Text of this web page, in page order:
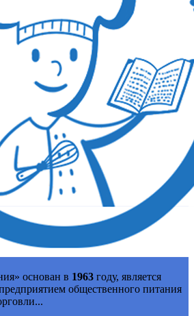
основан в 1963 году, является
общественного питания